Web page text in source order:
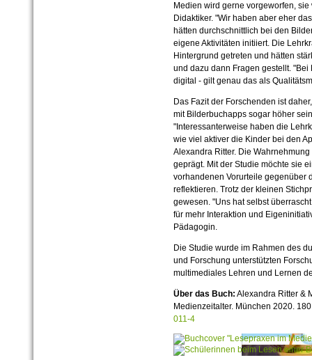
Medien wird gerne vorgeworfen,
Didaktiker. "Wir haben aber eher
hätten durchschnittlich bei den
eigene Aktivitäten initiiert. Die
Hintergrund getreten und hätten
und dazu dann Fragen gestellt.
digital - gilt genau das als
Das Fazit der Forschenden ist
mit Bilderbuchapps sogar höher
"Interessanterweise haben die
wie viel aktiver die Kinder bei den
Alexandra Ritter. Die
geprägt. Mit der Studie möchte sie
vorhandenen Vorurteile gegenüber
reflektieren. Trotz der kleinen
gewesen. "Uns hat selbst
für mehr Interaktion und
Pädagogin.
Die Studie wurde im Rahmen des
und Forschung unterstützten
multimediales Lehren und Lernen
Über das Buch: Alexandra Ritter &
Medienzeitalter. München 2020.
011-4